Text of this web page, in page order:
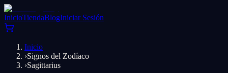
InicioTiendaBlogIniciar Sesión
Inicio
›Signos del Zodíaco
›Sagittarius